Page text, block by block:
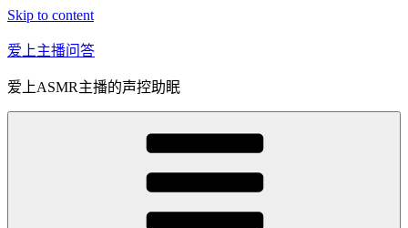
Skip to content
爱上主播问答
爱上ASMR主播的声控助眠